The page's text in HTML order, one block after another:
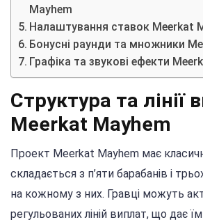
Mayhem
Налаштування ставок Meerkat
Бонусні раунди та множники
Графіка та звукові ефекти
Структура та лінії
Meerkat Mayhem
Проект Meerkat Mayhem має
складається з п’яти барабанів і
на кожному з них. Гравці можуть
регульованих ліній виплат, що дає